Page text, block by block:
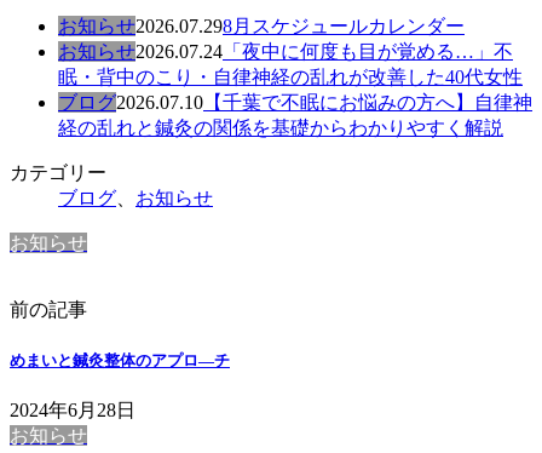
お知らせ2026.07.298月スケジュールカレンダー
お知らせ2026.07.24 「夜中に何度も目が覚める…」不
眠・背中のこり・自律神経の乱れが改善した40代女性
ブログ2026.07.10 【千葉で不眠にお悩みの方へ】自律神
経の乱れと鍼灸の関係を基礎からわかりやすく解説
カテゴリー
ブログ
お知らせ
お知らせ
前の記事
めまいと鍼灸整体のアプロ―チ
2024年6月28日
お知らせ